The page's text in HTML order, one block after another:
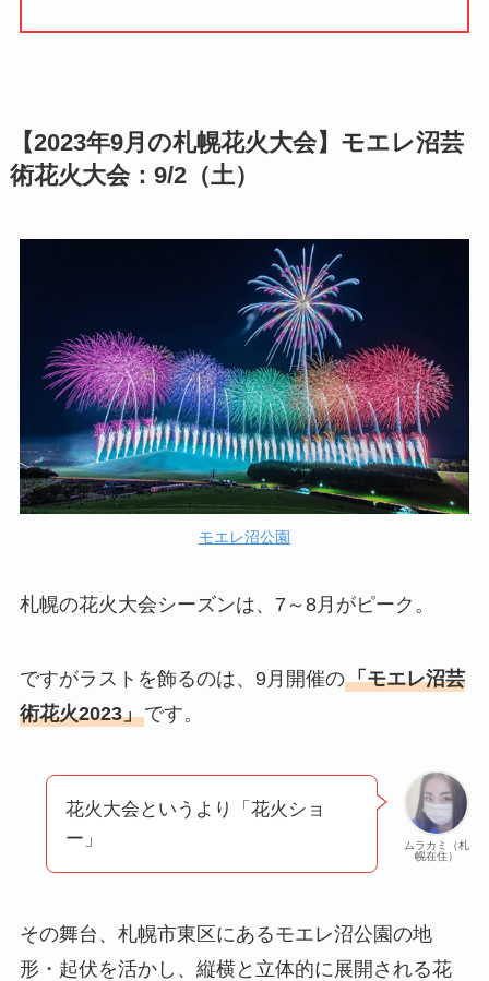
【2023年9月の札幌花火大会】モエレ沼芸
術花火大会：9/2（土）
モエレ沼公園
札幌の花火大会シーズンは、7～8月がピーク。
ですがラストを飾るのは、9月開催の「モエレ沼芸
術花火2023」です。
ムラカミ（札
幌在住）
花火大会というより「花火ショ
ー」
その舞台、札幌市東区にあるモエレ沼公園の地
形・起伏を活かし、縦横と立体的に展開される花